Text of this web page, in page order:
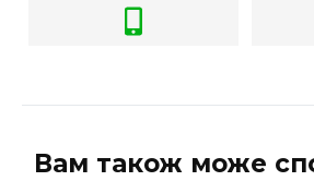
Вам також може